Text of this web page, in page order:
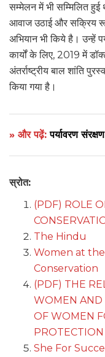
सम्मेलन में भी सम्मिलित हुई
आवाज उठाई और सक्रिय
अभियान भी किये है। उन्हें
कार्यों के लिए, 2019 में
अंतर्राष्ट्रीय बाल शांति
किया गया है।
» और पढ़ें:पर्यावरण
स्रोत:
(PDF) ROLE
The Hindu
Women at
Conservation
(PDF) THE
WOMEN AND
OF WOMEN
She For